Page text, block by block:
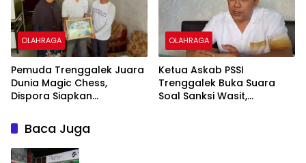
OLAHRAGA
Pemuda Trenggalek Juara
Dunia Magic Chess,
Dispora Siapkan
Atlet Esports
OLAHRAGA
Ketua Askab PSSI
Trenggalek Buka Suara
Soal Sanksi Wasit,
Baca Juga